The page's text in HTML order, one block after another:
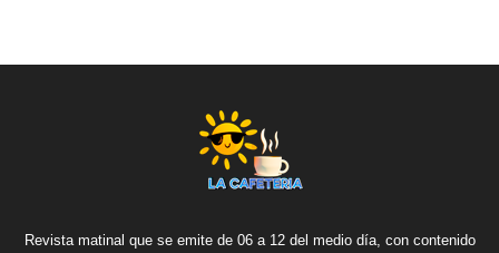
Revista matinal que se emite de 06 a 12 del medio día, con contenido